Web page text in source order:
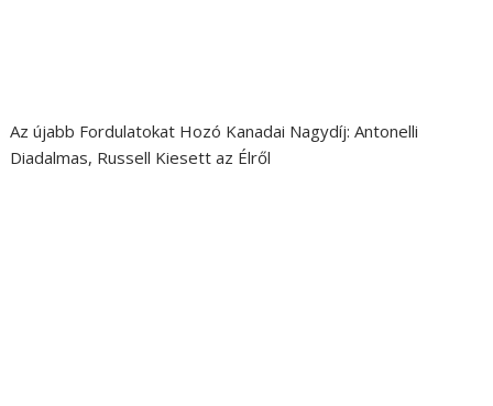
Az újabb Fordulatokat Hozó Kanadai Nagydíj: Antonelli
Diadalmas, Russell Kiesett az Élről